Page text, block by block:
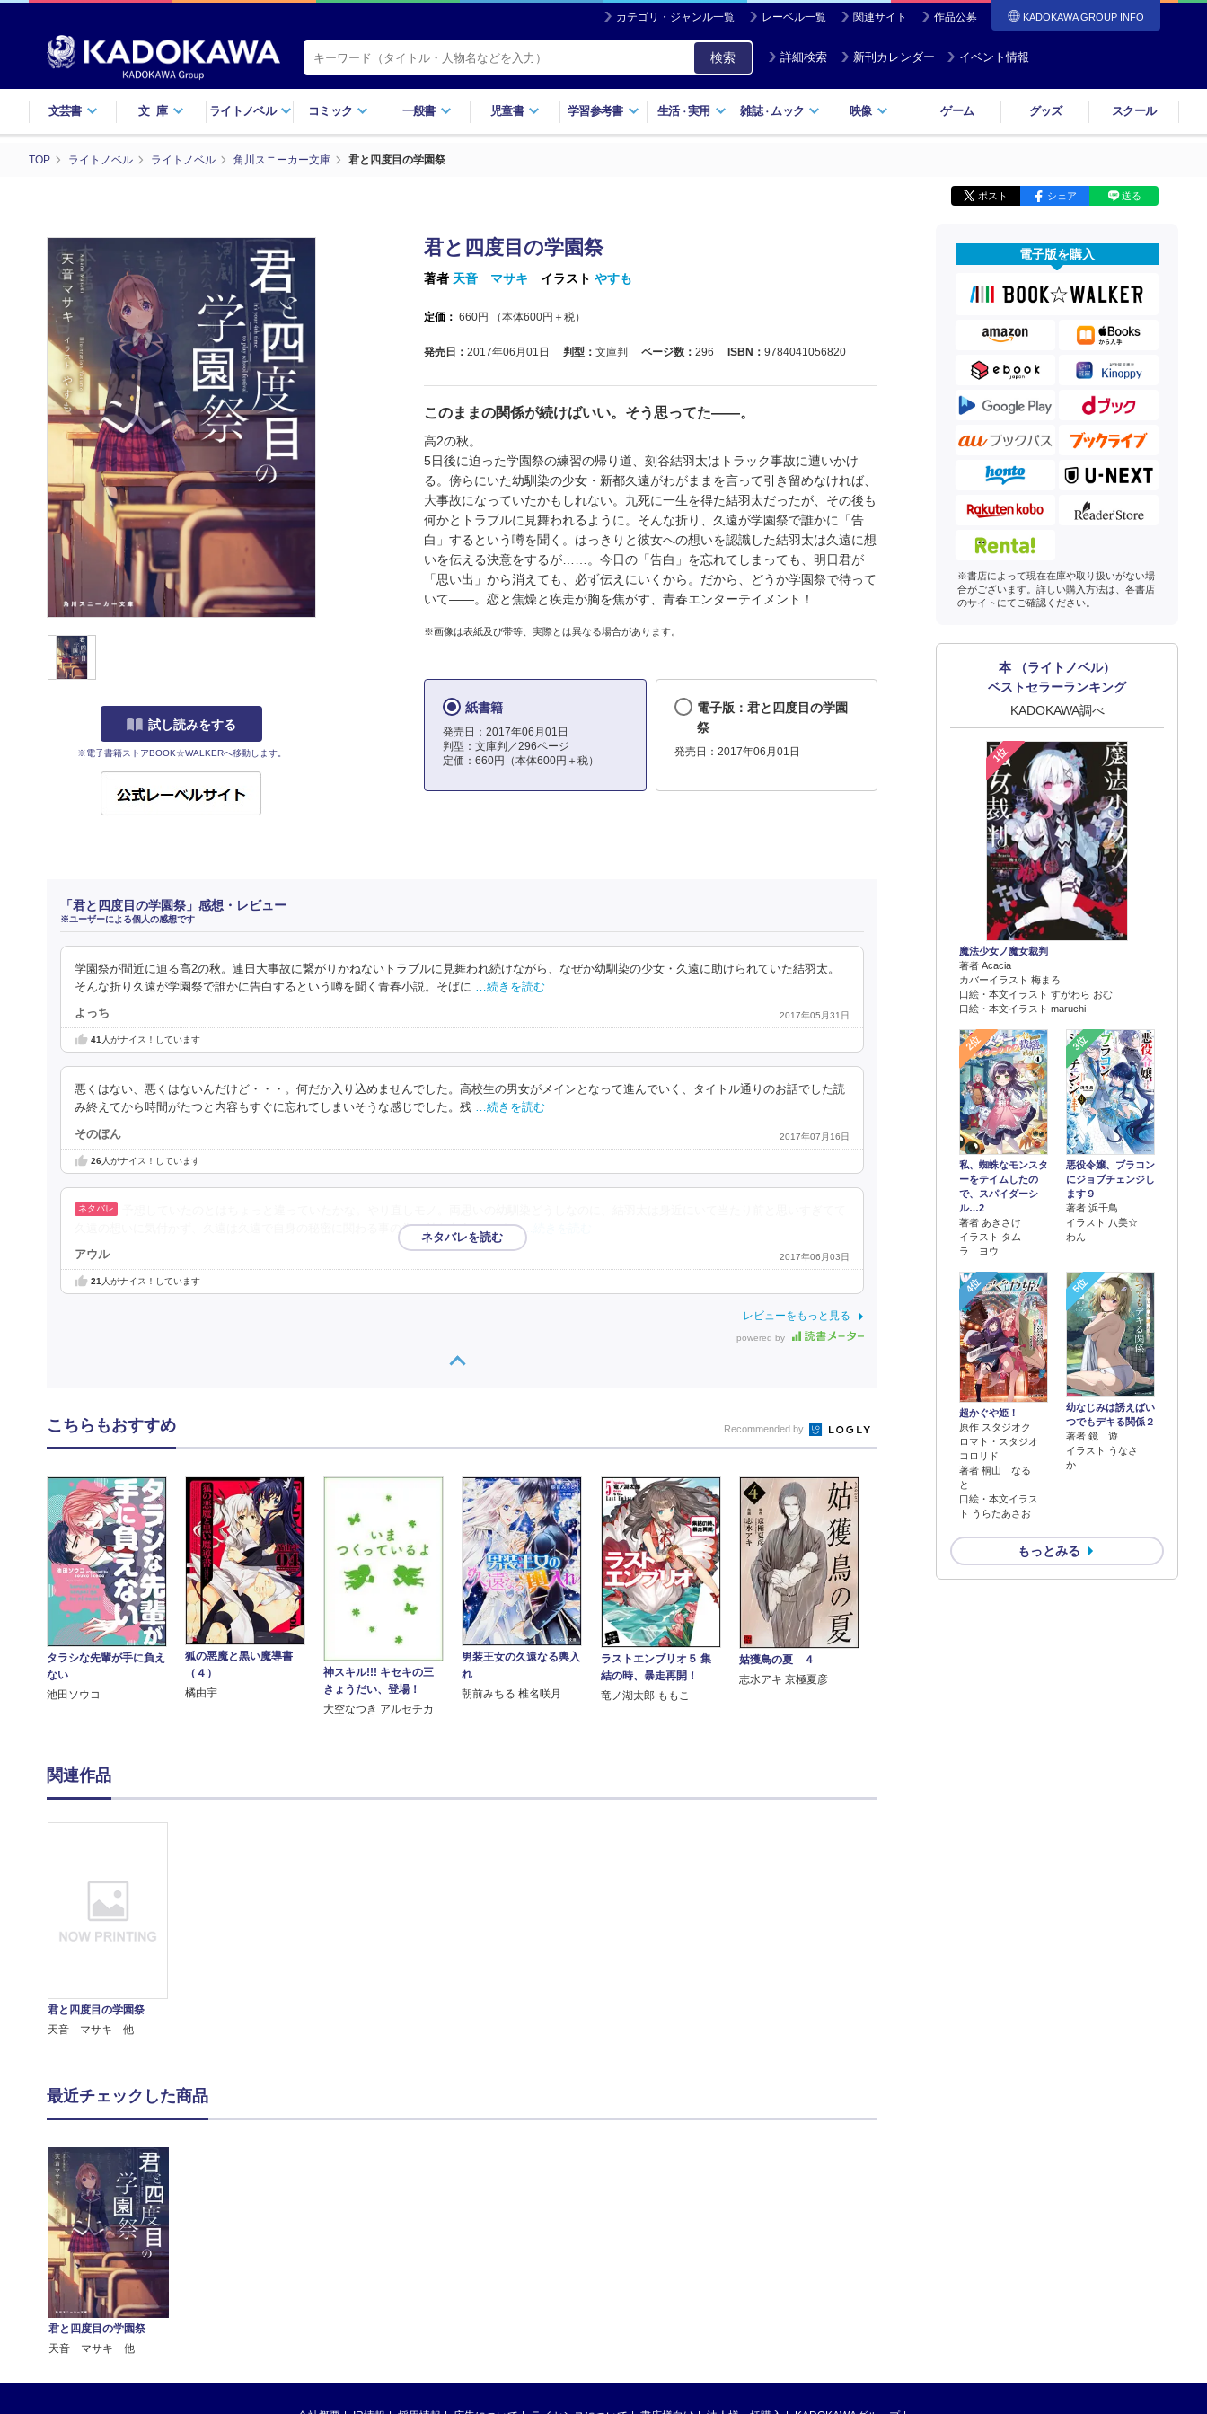
カテゴリ・ジャンル一覧 レーベル一覧 関連サイト 作品公募 KADOKAWA GROUP INFO
検索 詳細検索 新刊カレンダー イベント情報
文芸書 文庫 ライトノベル コミック 一般書 児童書 学習参考書 生活・実用 雑誌・ ムック 映像 ゲーム グッズ スクール
TOP ライトノベル ライトノベル 角川スニーカー文庫 君と四度目の学園祭
ポスト シェア 送る
試し読みをする
※電子書籍ストアBOOK☆WALKERへ移動します。
君と四度目の学園祭
著者 天音 マサキ イラスト やすも
定価： 660円 （本体600円＋税）
発売日： 2017年06月01日 判型： 文庫判 ページ数： 296 ISBN： 9784041056820
このままの関係が続けばいい。そう思ってた――。
高2の秋。
5日後に迫った学園祭の練習の帰り道、刻谷結羽太はトラック事故に遭いかけ
る。傍らにいた幼馴染の少女・新都久遠がわがままを言って引き留めなければ、
大事故になっていたかもしれない。九死に一生を得た結羽太だったが、その後も
何かとトラブルに見舞われるように。そんな折り、久遠が学園祭で誰かに「告
白」するという噂を聞く。はっきりと彼女への想いを認識した結羽太は久遠に想
いを伝える決意をするが……。今日の「告白」を忘れてしまっても、明日君が
「思い出」から消えても、必ず伝えにいくから。だから、どうか学園祭で待って
いて――。恋と焦燥と疾走が胸を焦がす、青春エンターテイメント！
※画像は表紙及び帯等、実際とは異なる場合があります。
紙書籍
発売日：2017年06月01日
判型：文庫判／296ページ
定価：660円（本体600円＋税）
電子版：君と四度目の学園
祭
発売日：2017年06月01日
「君と四度目の学園祭」感想・レビュー
※ユーザーによる個人の感想です
学園祭が間近に迫る高2の秋。連日大事故に繋がりかねないトラブルに見舞われ続けながら、なぜか幼馴染の少女・久遠に助けられていた結羽太。
そんな折り久遠が学園祭で誰かに告白するという噂を聞く青春小説。そばに
…続きを読む
よっち 2017年05月31日
41人がナイス！しています
悪くはない、悪くはないんだけど・・・。何だか入り込めませんでした。高校生の男女がメインとなって進んでいく、タイトル通りのお話でした読
み終えてから時間がたつと内容もすぐに忘れてしまいそうな感じでした。残 …続きを読む
そのぼん 2017年07月16日
26人がナイス！しています
久遠の想いに気付かず、久遠は久遠で自身の秘密に関わる事の為に付き合うことがで …続きを読む
アウル 2017年06月03日
21人がナイス！しています
レビューをもっと見る
powered by
電子版を購入
※書店によって現在在庫や取り扱いがない場
合がございます。詳しい購入方法は、各書店
のサイトにてご確認ください。
本 （ライトノベル）
ベストセラーランキング
KADOKAWA調べ
1位
魔法少女ノ魔女裁判
著者 Acacia
カバーイラスト 梅まろ
口絵・本文イラスト すがわら おむ
口絵・本文イラスト maruchi
2位
私、蜘蛛なモンスタ
ーをテイムしたの
で、スパイダーシ
ル…2
著者 あきさけ
イラスト タム
ラ ヨウ
3位
悪役令嬢、ブラコン
にジョブチェンジし
ます９
著者 浜千鳥
イラスト 八美☆
わん
4位
超かぐや姫！
原作 スタジオク
ロマト・スタジオ
コロリド
著者 桐山 なる
と
口絵・本文イラス
ト うらたあさお
5位
幼なじみは誘えばい
つでもデキる関係２
著者 鏡 遊
イラスト うなさ
か
もっとみる
こちらもおすすめ Recommended by
タラシな先輩が手に負え
ない
池田ソウコ
狐の悪魔と黒い魔導書
（４）
橘由宇
神スキル!!! キセキの三
きょうだい、登場！
大空なつき アルセチカ
男装王女の久遠なる輿入
れ
朝前みちる 椎名咲月
ラストエンブリオ５ 集
結の時、暴走再開！
竜ノ湖太郎 ももこ
姑獲鳥の夏 ４
志水アキ 京極夏彦
関連作品
君と四度目の学園祭
天音 マサキ 他
最近チェックした商品
君と四度目の学園祭
天音 マサキ 他